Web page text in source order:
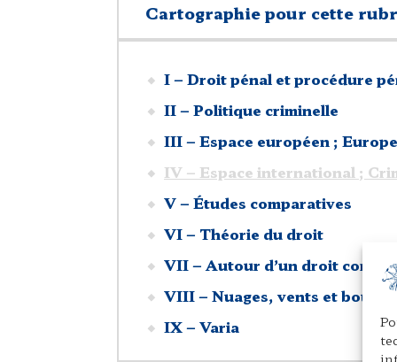
Cartographie pour cette
I – Droit pénal et procédure
II – Politique criminelle
III – Espace européen ;
IV – Espace international ;
V – Études comparatives
VI – Théorie du droit
VII – Autour d’un droit
VIII – Nuages, vents et
IX – Varia